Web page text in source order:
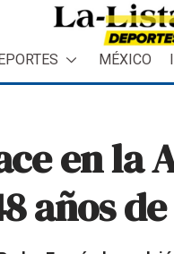
MÉXICO
en la
años